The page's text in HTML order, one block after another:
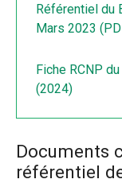
Référentiel du
Mars 2023
Fiche RCNP
(2024)
Documents
référentiel